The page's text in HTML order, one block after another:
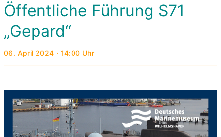
Öffentliche Führung S71
„Gepard“
06. April 2024 · 14:00 Uhr